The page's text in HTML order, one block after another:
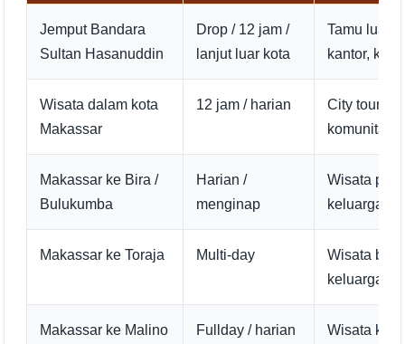
Jemput Bandara
Sultan Hasanuddin
Drop / 12 jam /
lanjut luar kota
Tamu luar
kantor,
Wisata dalam kota
Makassar
12 jam / harian
City tour,
komunitas,
Makassar ke Bira /
Bulukumba
Harian /
menginap
Wisata
keluarga
Makassar ke Toraja Multi-day
Wisata
keluarga,
Makassar ke Malino Fullday / harian
Wisata